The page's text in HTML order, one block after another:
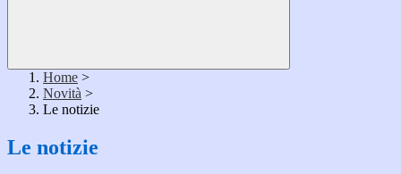
Home >
Novità >
Le notizie
Le notizie